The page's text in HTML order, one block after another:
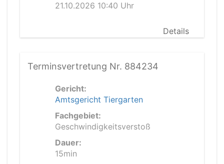
21.10.2026 10:40 Uhr
Details
Terminsvertretung Nr. 884234
Gericht:
Amtsgericht Tiergarten
Fachgebiet:
Geschwindigkeitsverstoß
Dauer:
15min